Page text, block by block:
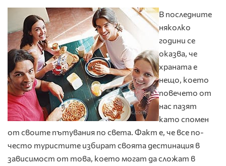
В последните
няколко
години се
оказва, че
храната е
нещо, което
повечето от
нас пазят
като спомен
от своите пътувания по света. Факт е, че все по-
често туристите избират своята дестинация в
зависимост от това, което могат да сложат в